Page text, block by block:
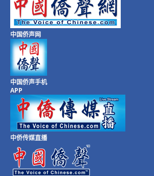
中国侨声网
中国侨声手机
APP
中侨传媒直播